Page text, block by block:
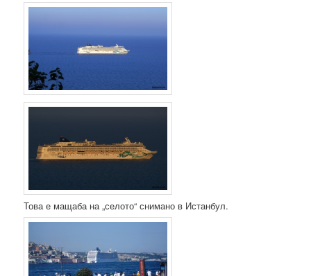
Това е мащаба на „селото“ снимано в Истанбул.